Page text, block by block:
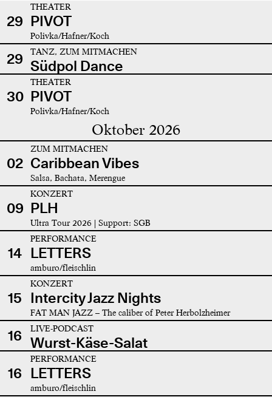
29
THEATER
PIVOT
Polivka/Hafner/Koch
29 TANZ, ZUM MITMACHEN
Südpol Dance
30
THEATER
PIVOT
Polivka/Hafner/Koch
Oktober 2026
02
ZUM MITMACHEN
Caribbean Vibes
Salsa, Bachata, Merengue
09
KONZERT
PLH
Ultra Tour 2026 | Support: SGB
14
PERFORMANCE
LETTERS
amburo/fleischlin
15
KONZERT
Intercity Jazz Nights
FAT MAN JAZZ – The caliber of Peter Herbolzheimer
16 LIVE-PODCAST
Wurst-Käse-Salat
16
PERFORMANCE
LETTERS
amburo/fleischlin